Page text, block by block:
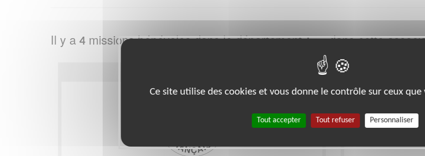
Il y a 4 missions bénévoles dans le départementJuradans cette
Éducation & Formation
Ce site utilise des cookies et vous donne le contrôle sur ceux
Tout accepter Tout refuser Personnaliser